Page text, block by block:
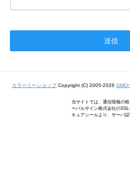
カラーミーショップCopyright (C) 2005-2026 GMO
当サイトでは、通信情報の
ーバルサイン株式会社の
キュアシールより、サーバ